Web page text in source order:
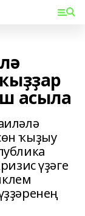
асыла
ҡыҙыу
үҙәге